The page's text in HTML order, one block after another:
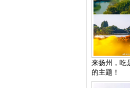
来扬州，吃
的主题！